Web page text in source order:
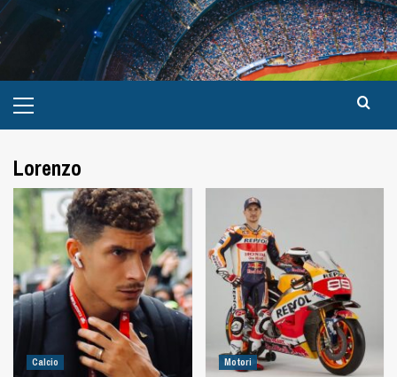
Lorenzo
Calcio Motori